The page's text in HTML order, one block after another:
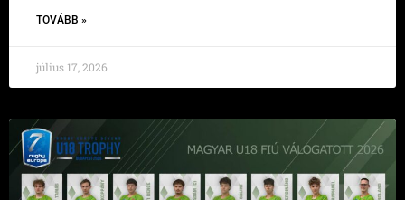
TOVÁBB »
július 17, 2026